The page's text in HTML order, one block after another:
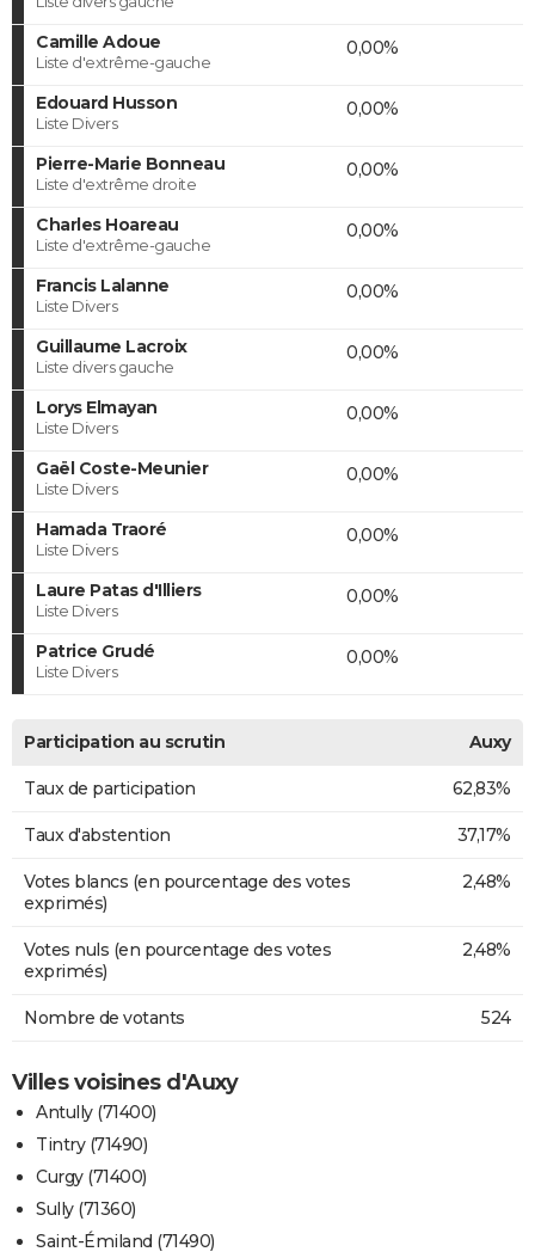
Camille Adoue
Liste d'extrême-gauche
0,00%
Edouard Husson
Liste Divers
0,00%
Pierre-Marie Bonneau
Liste d'extrême droite
0,00%
Charles Hoareau
Liste d'extrême-gauche
0,00%
Francis Lalanne
Liste Divers
0,00%
Guillaume Lacroix
Liste divers gauche
0,00%
Lorys Elmayan
Liste Divers
0,00%
Gaël Coste-Meunier
Liste Divers
0,00%
Hamada Traoré
Liste Divers
0,00%
Laure Patas d'Illiers
Liste Divers
0,00%
Patrice Grudé
Liste Divers
0,00%
Participation au scrutin Auxy
Taux de participation 62,83%
Taux d'abstention 37,17%
Votes blancs (en pourcentage des votes
exprimés)
2,48%
Votes nuls (en pourcentage des votes
exprimés)
2,48%
Nombre de votants 524
Villes voisines d'Auxy
Antully (71400)
Tintry (71490)
Curgy (71400)
Sully (71360)
Saint-Émiland (71490)